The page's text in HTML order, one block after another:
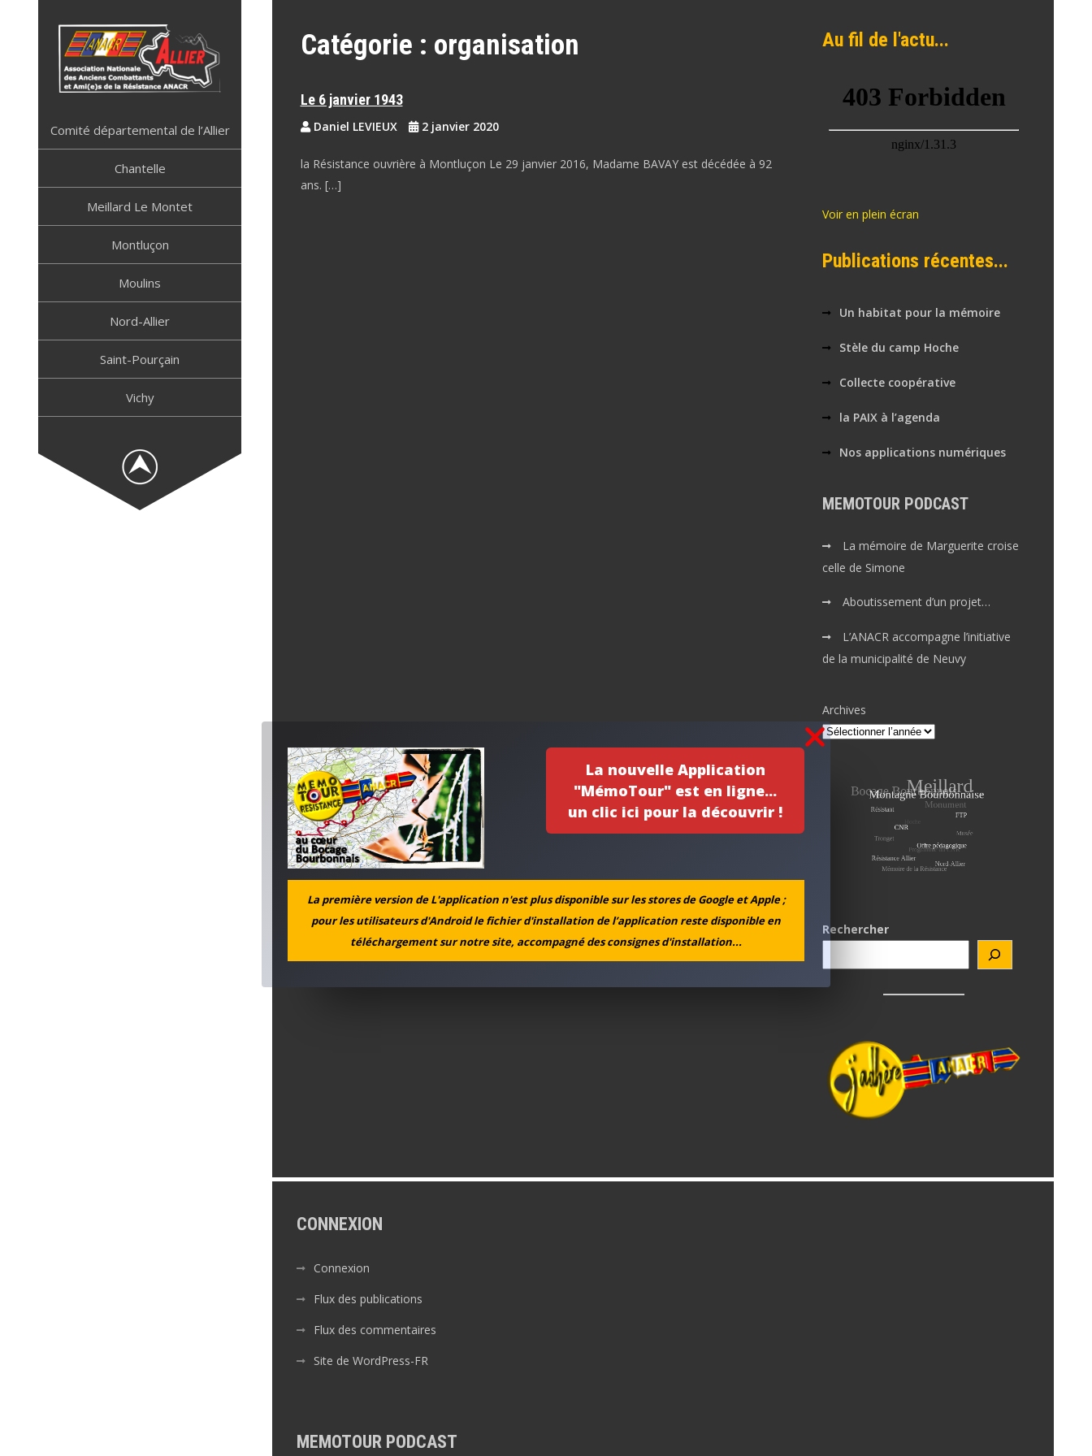
La nouvelle Application
"MémoTour" est en ligne...
un clic ici pour la découvrir !
La première version de L'application n'est plus disponible sur les stores de Google et Apple ;
pour les utilisateurs d'Android le fichier d'installation de l’application reste disponible en
téléchargement sur notre site, accompagné des consignes d'installation...
Comité départemental de l’Allier
Chantelle
Meillard Le Montet
Montluçon
Moulins
Nord-Allier
Saint-Pourçain
Vichy
Catégorie : organisation
Le 6 janvier 1943
Daniel LEVIEUX 2 janvier 2020
la Résistance ouvrière à Montluçon Le 29 janvier 2016, Madame BAVAY est décédée à 92
ans. […]
Au fil de l'actu...
Voir en plein écran
Publications récentes...
Un habitat pour la mémoire
Stèle du camp Hoche
Collecte coopérative
la PAIX à l’agenda
Nos applications numériques
MEMOTOUR PODCAST
La mémoire de Marguerite croise
celle de Simone
Aboutissement d’un projet…
L’ANACR accompagne l’initiative
de la municipalité de Neuvy
Archives
Rechercher
CONNEXION
Connexion
Flux des publications
Flux des commentaires
Site de WordPress-FR
MEMOTOUR PODCAST